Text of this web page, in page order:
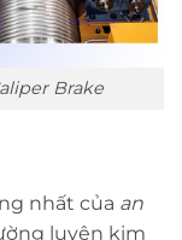
Brake
nhất của an
luyện kim